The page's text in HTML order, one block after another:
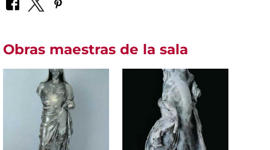
Obras maestras de la sala